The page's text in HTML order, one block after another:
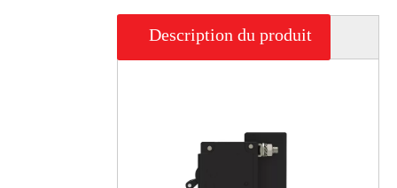
Description du produit